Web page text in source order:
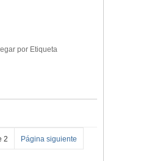
por Etiqueta
2 Página siguiente